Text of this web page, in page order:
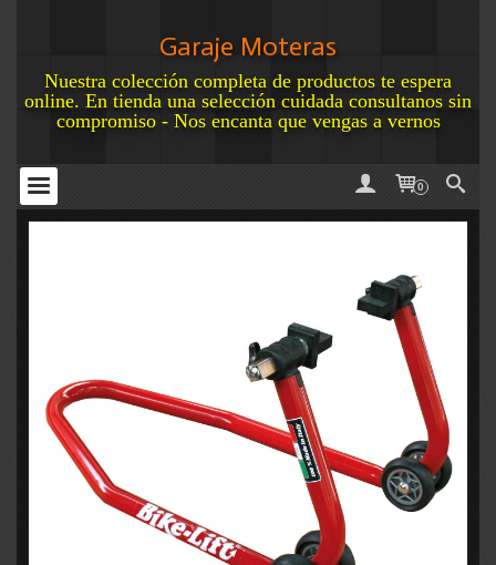
Garaje Moteras
Nuestra colección completa de productos te espera
online. En tienda una selección cuidada consultanos sin
compromiso - Nos encanta que vengas a vernos
0